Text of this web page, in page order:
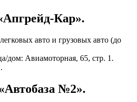
Кар».
авто и грузовых авто (до
дом: Авиамоторная, 65, стр. 1.
№2».